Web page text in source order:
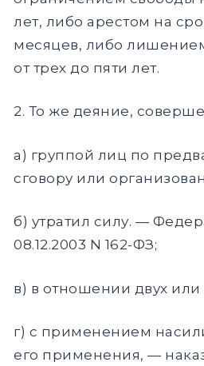
лет, либо арестом на
месяцев, либо
от трех до пяти лет.
2. То же деяние,
а) группой лиц по
сговору или
б) утратил силу. —
08.12.2003 N 162-ФЗ;
в) в отношении двух или
г) с применением
его применения, —